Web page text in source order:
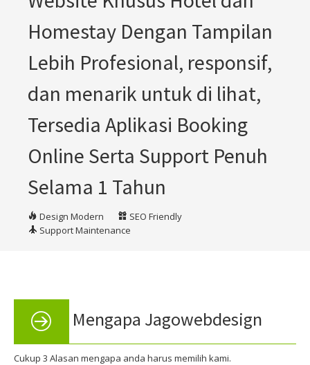
Homestay Dengan Tampilan
Lebih Profesional, responsif,
dan menarik untuk di lihat,
Tersedia Aplikasi Booking
Online Serta Support Penuh
Selama 1 Tahun
Design Modern
SEO Friendly
Support Maintenance
Mengapa Jagowebdesign
Cukup 3 Alasan mengapa anda harus memilih kami.